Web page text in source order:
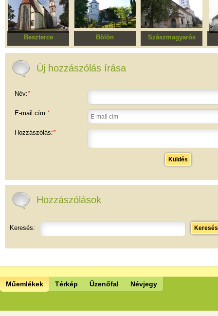
Beszterce
Evangélikus templom
Bölön
Református templom
Szászmagyarós
Erődített evangélikus
Új hozzászólás írása
Név:*
E-mail cím:*
Hozzászólás:*
Küldés
Hozzászólások
Keresés: Keresés
Műemlékek Térkép Üzenőfal Névjegy